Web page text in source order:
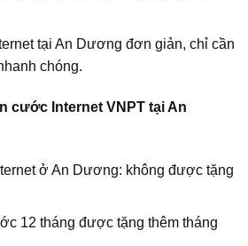
tại An Dương đơn giản, chỉ cần
chóng.
cước Internet VNPT tại An
ở An Dương: không được tặng
12 tháng được tặng thêm tháng